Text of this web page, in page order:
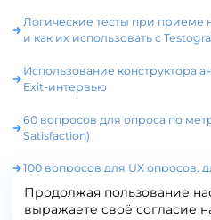
Логические тесты при приеме
и как их использовать с
Использование конструктора
Exit-интервью
60 вопросов для опроса по
Satisfaction)
100 вопросов для UX опросов,
Геймификация опросов: 5
Продолжая пользование
выражаете своё согласие